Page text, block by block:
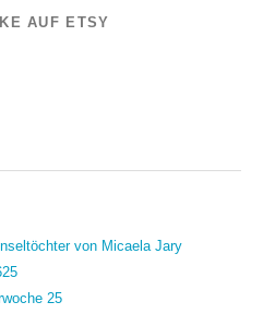
AUF ETSY
von Micaela Jary
25